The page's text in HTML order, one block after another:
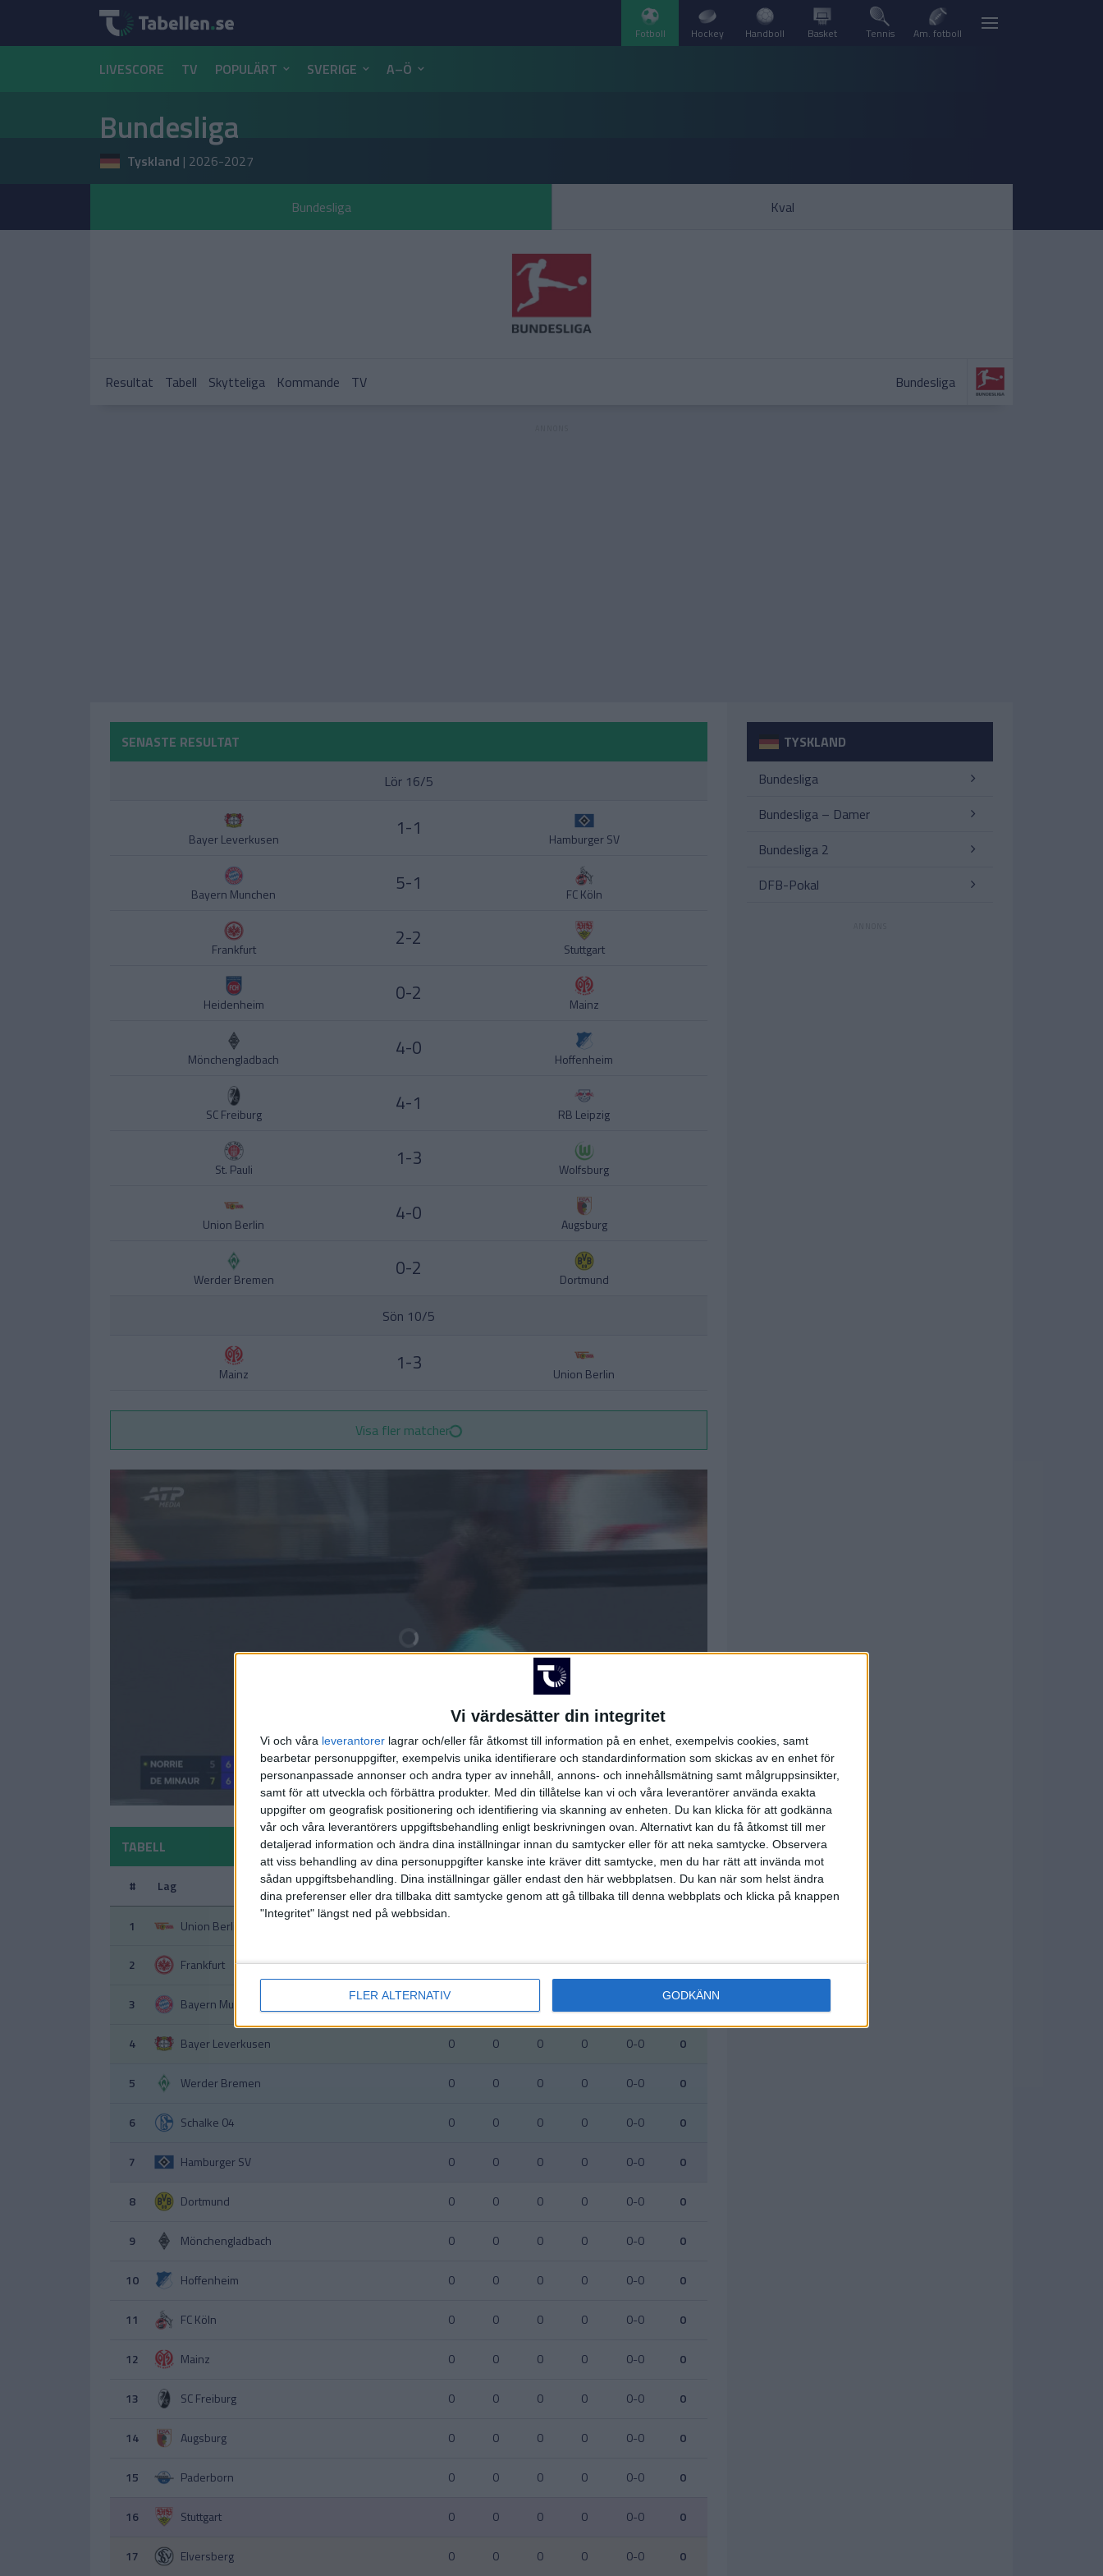
Vi värdesätter din integritet
Vi och våra leverantorer lagrar och/eller får åtkomst till information på en enhet, exempelvis cookies, samt
bearbetar personuppgifter, exempelvis unika identifierare och standardinformation som skickas av en enhet för
personanpassade annonser och andra typer av innehåll, annons- och innehållsmätning samt målgruppsinsikter,
samt för att utveckla och förbättra produkter. Med din tillåtelse kan vi och våra leverantörer använda exakta
uppgifter om geografisk positionering och identifiering via skanning av enheten. Du kan klicka för att godkänna
vår och våra leverantörers uppgiftsbehandling enligt beskrivningen ovan. Alternativt kan du få åtkomst till mer
detaljerad information och ändra dina inställningar innan du samtycker eller för att neka samtycke. Observera
att viss behandling av dina personuppgifter kanske inte kräver ditt samtycke, men du har rätt att invända mot
sådan uppgiftsbehandling. Dina inställningar gäller endast den här webbplatsen. Du kan när som helst ändra
dina preferenser eller dra tillbaka ditt samtycke genom att gå tillbaka till denna webbplats och klicka på knappen
"Integritet" längst ned på webbsidan.
FLER ALTERNATIV GODKÄNN
Fotboll Hockey Handboll Basket Tennis Am. fotboll
LIVESCORE TV POPULÄRT SVERIGE A–Ö
Bundesliga
Tyskland | 2026-2027
Bundesliga Kval
Resultat Tabell Skytteliga Kommande TV Bundesliga
SENASTE RESULTAT
Lör 16/5
Bayer Leverkusen 1-1 Hamburger SV
Bayern Munchen 5-1 FC Köln
Frankfurt 2-2 Stuttgart
Heidenheim 0-2 Mainz
Mönchengladbach 4-0 Hoffenheim
SC Freiburg 4-1 RB Leipzig
St. Pauli 1-3 Wolfsburg
Union Berlin 4-0 Augsburg
Werder Bremen 0-2 Dortmund
Sön 10/5
Mainz 1-3 Union Berlin
Visa fler matcher
TABELL Uppdaterad idag 03:25
# Lag S V O F +/- P
1 Union Berlin
2 Frankfurt 0 0 0 0 0-0 0
3 Bayern Munchen 0
4 Bayer Leverkusen 0 0 0 0 0-0 0
5 Werder Bremen 0 0 0 0 0-0 0
6 Schalke 04 0 0 0 0 0-0 0
7 Hamburger SV 0 0 0 0 0-0 0
8 Dortmund 0 0 0 0 0-0 0
9 Mönchengladbach 0 0 0 0 0-0 0
10 Hoffenheim 0 0 0 0 0-0 0
11 FC Köln 0 0 0 0 0-0 0
12 Mainz 0 0 0 0 0-0 0
13 SC Freiburg 0 0 0 0 0-0 0
14 Augsburg 0 0 0 0 0-0 0
15 Paderborn 0 0 0 0 0-0 0
16 Stuttgart 0 0 0 0 0-0 0
17 Elversberg 0 0 0 0 0-0 0
TYSKLAND
Bundesliga
Bundesliga – Damer
Bundesliga 2
DFB-Pokal